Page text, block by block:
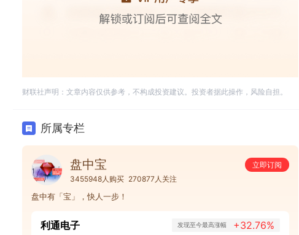
财联社声明：文章内容仅供参考，不构成投资建议。投资者据此操作，风险自担。
所属专栏
盘中宝
立即订阅
3455948人购买 270877人关注
盘中有「宝」，快人一步！
利通电子 发现至今最高涨幅 +32.76%